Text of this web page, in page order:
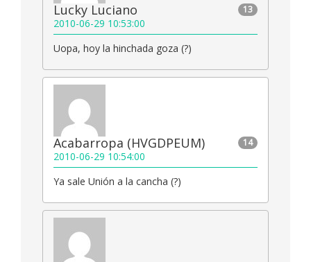
13
Lucky Luciano
2010-06-29 10:53:00
Uopa, hoy la hinchada goza (?)
14
Acabarropa (HVGDPEUM)
2010-06-29 10:54:00
Ya sale Unión a la cancha (?)